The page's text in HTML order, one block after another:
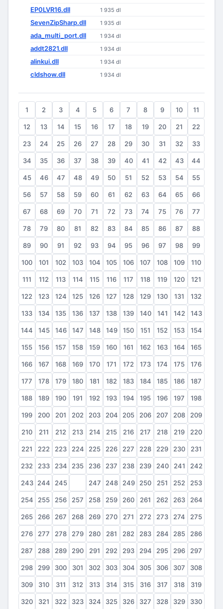
EP0LVR16.dll 1 935 dl
SevenZipSharp.dll 1 935 dl
ada_multi_port.dll 1 934 dl
addt2821.dll 1 934 dl
alinkui.dll 1 934 dl
cldshow.dll 1 934 dl
1 2 3 4 5 6 7 8 9 10 11
12 13 14 15 16 17 18 19 20 21 22
23 24 25 26 27 28 29 30 31 32 33
34 35 36 37 38 39 40 41 42 43 44
45 46 47 48 49 50 51 52 53 54 55
56 57 58 59 60 61 62 63 64 65 66
67 68 69 70 71 72 73 74 75 76 77
78 79 80 81 82 83 84 85 86 87 88
89 90 91 92 93 94 95 96 97 98 99
100 101 102 103 104 105 106 107 108 109 110
111 112 113 114 115 116 117 118 119 120 121
122 123 124 125 126 127 128 129 130 131 132
133 134 135 136 137 138 139 140 141 142 143
144 145 146 147 148 149 150 151 152 153 154
155 156 157 158 159 160 161 162 163 164 165
166 167 168 169 170 171 172 173 174 175 176
177 178 179 180 181 182 183 184 185 186 187
188 189 190 191 192 193 194 195 196 197 198
199 200 201 202 203 204 205 206 207 208 209
210 211 212 213 214 215 216 217 218 219 220
221 222 223 224 225 226 227 228 229 230 231
232 233 234 235 236 237 238 239 240 241 242
243 244 245 247 248 249 250 251 252 253
254 255 256 257 258 259 260 261 262 263 264
265 266 267 268 269 270 271 272 273 274 275
276 277 278 279 280 281 282 283 284 285 286
287 288 289 290 291 292 293 294 295 296 297
298 299 300 301 302 303 304 305 306 307 308
309 310 311 312 313 314 315 316 317 318 319
320 321 322 323 324 325 326 327 328 329 330